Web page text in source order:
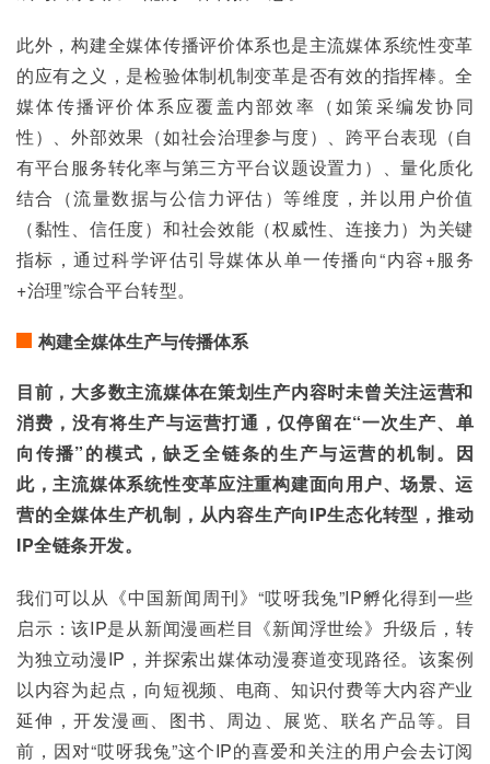
此外，构建全媒体传播评价体系也是主流媒体系统性变革
的应有之义，是检验体制机制变革是否有效的指挥棒。全
媒体传播评价体系应覆盖内部效率（如策采编发协同
性）、外部效果（如社会治理参与度）、跨平台表现（自
有平台服务转化率与第三方平台议题设置力）、量化质化
结合（流量数据与公信力评估）等维度，并以用户价值
（黏性、信任度）和社会效能（权威性、连接力）为关键
指标，通过科学评估引导媒体从单一传播向“内容+服务
+治理”综合平台转型。
构建全媒体生产与传播体系
目前，大多数主流媒体在策划生产内容时未曾关注运营和
消费，没有将生产与运营打通，仅停留在“一次生产、单
向传播”的模式，缺乏全链条的生产与运营的机制。因
此，主流媒体系统性变革应注重构建面向用户、场景、运
营的全媒体生产机制，从内容生产向IP生态化转型，推动
IP全链条开发。
我们可以从《中国新闻周刊》“哎呀我兔”IP孵化得到一些
启示：该IP是从新闻漫画栏目《新闻浮世绘》升级后，转
为独立动漫IP，并探索出媒体动漫赛道变现路径。该案例
以内容为起点，向短视频、电商、知识付费等大内容产业
延伸，开发漫画、图书、周边、展览、联名产品等。目
前，因对“哎呀我兔”这个IP的喜爱和关注的用户会去订阅